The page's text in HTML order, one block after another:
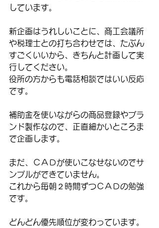
しています。
新企画はうれしいことに、商工会議所
や税理士との打ち合わせでは、たぶん
すごくいいから、きちんと計画して実
行してください。
役所の方からも電話相談ではいい反応
です。
補助金を使いながらの商品登録やブラ
ンド製作なので、正直細かいところま
で企画します。
まだ、ＣＡＤが使いこなせないのでサ
ンプルができていません。
これから毎朝２時間ずつＣＡＤの勉強
です。
どんどん優先順位が変わっています。